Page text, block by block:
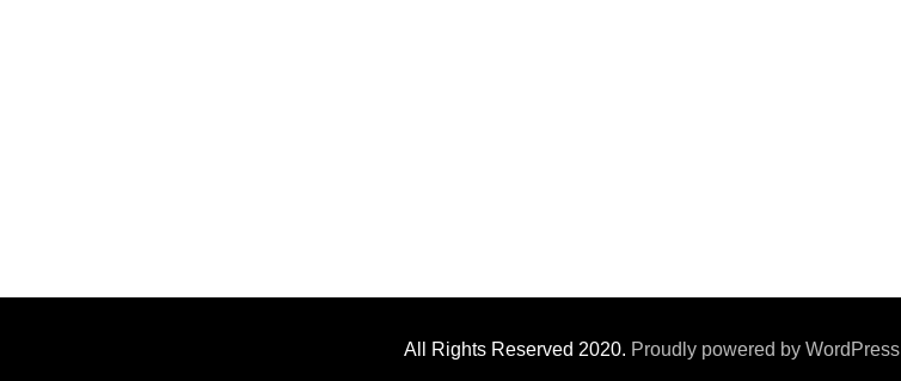
All Rights Reserved 2020. Proudly powered by WordPress